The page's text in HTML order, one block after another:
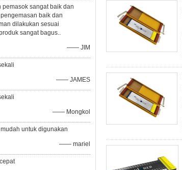
pemasok sangat baik dan
baik dan
dilakukan sesuai
sangat bagus..
—— JIM
—— JAMES
—— Mongkol
untuk digunakan
—— mariel